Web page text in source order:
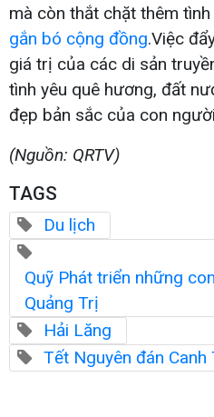
mà còn thắt chặt thêm
gắn bó cộng đồng.Việc
giá trị của các di sản
tình yêu quê hương, đất
đẹp bản sắc của con
(Nguồn: QRTV)
TAGS
Du lịch
Quỹ Phát triển những
Quảng Trị
Hải Lăng
Tết Nguyên đán Canh